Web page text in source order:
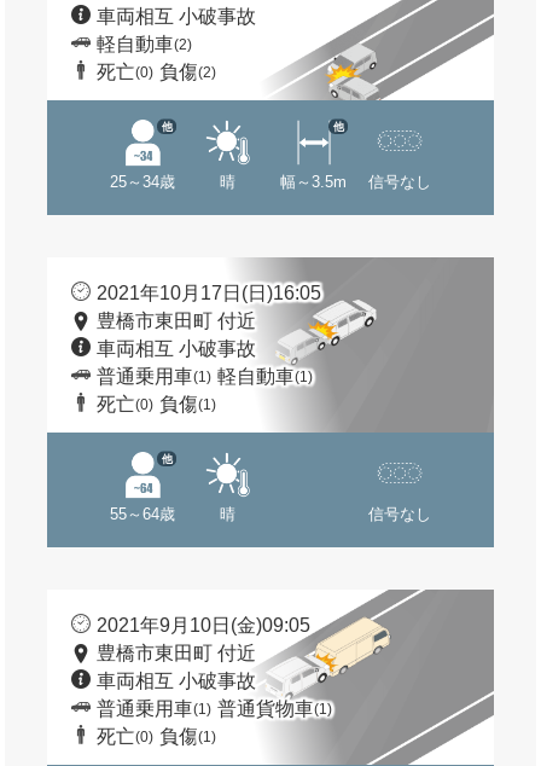
車両相互 小破事故
軽自動車(2)
死亡(0) 負傷(2)
25～34歳
他
晴 幅～3.5m
他
信号なし
2021年10月17日(日)16:05
豊橋市東田町 付近
車両相互 小破事故
普通乗用車(1) 軽自動車(1)
死亡(0) 負傷(1)
55～64歳
他
晴 信号なし
2021年9月10日(金)09:05
豊橋市東田町 付近
車両相互 小破事故
普通乗用車(1) 普通貨物車(1)
死亡(0) 負傷(1)